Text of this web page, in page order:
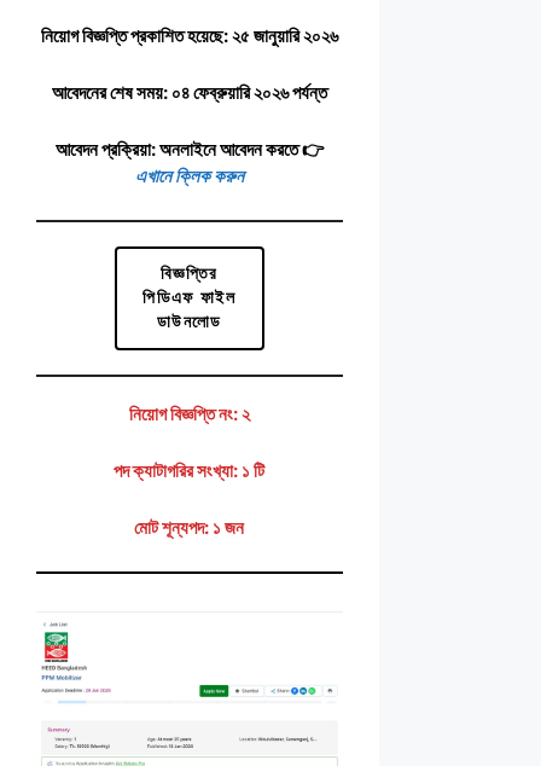
নিয়োগ বিজ্ঞপ্তি প্রকাশিত হয়েছে: ২৫ জানুয়ারি ২০২৬
আবেদনের শেষ সময়: ০৪ ফেব্রুয়ারি ২০২৬ পর্যন্ত
আবেদন প্রক্রিয়া: অনলাইনে আবেদন করতে 👉
এখানে ক্লিক করুন
বিজ্ঞপ্তির
পিডিএফ ফাইল
ডাউনলোড
নিয়োগ বিজ্ঞপ্তি নং: ২
পদ ক্যাটাগরির সংখ্যা: ১ টি
মোট শূন্যপদ: ১ জন